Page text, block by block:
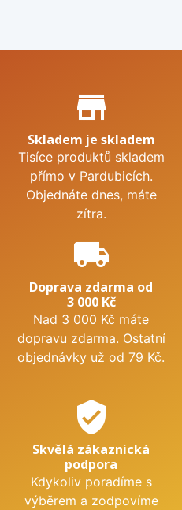
Proč nakupovat u nás?
store_mall_directory
Skladem je skladem
Tisíce produktů skladem
přímo v Pardubicích.
Objednáte dnes, máte
zítra.
local_shipping
Doprava zdarma od
3 000 Kč
Nad 3 000 Kč máte
dopravu zdarma. Ostatní
objednávky už od 79 Kč.
verified_user
Skvělá zákaznická
podpora
Kdykoliv poradíme s
výběrem a zodpovíme